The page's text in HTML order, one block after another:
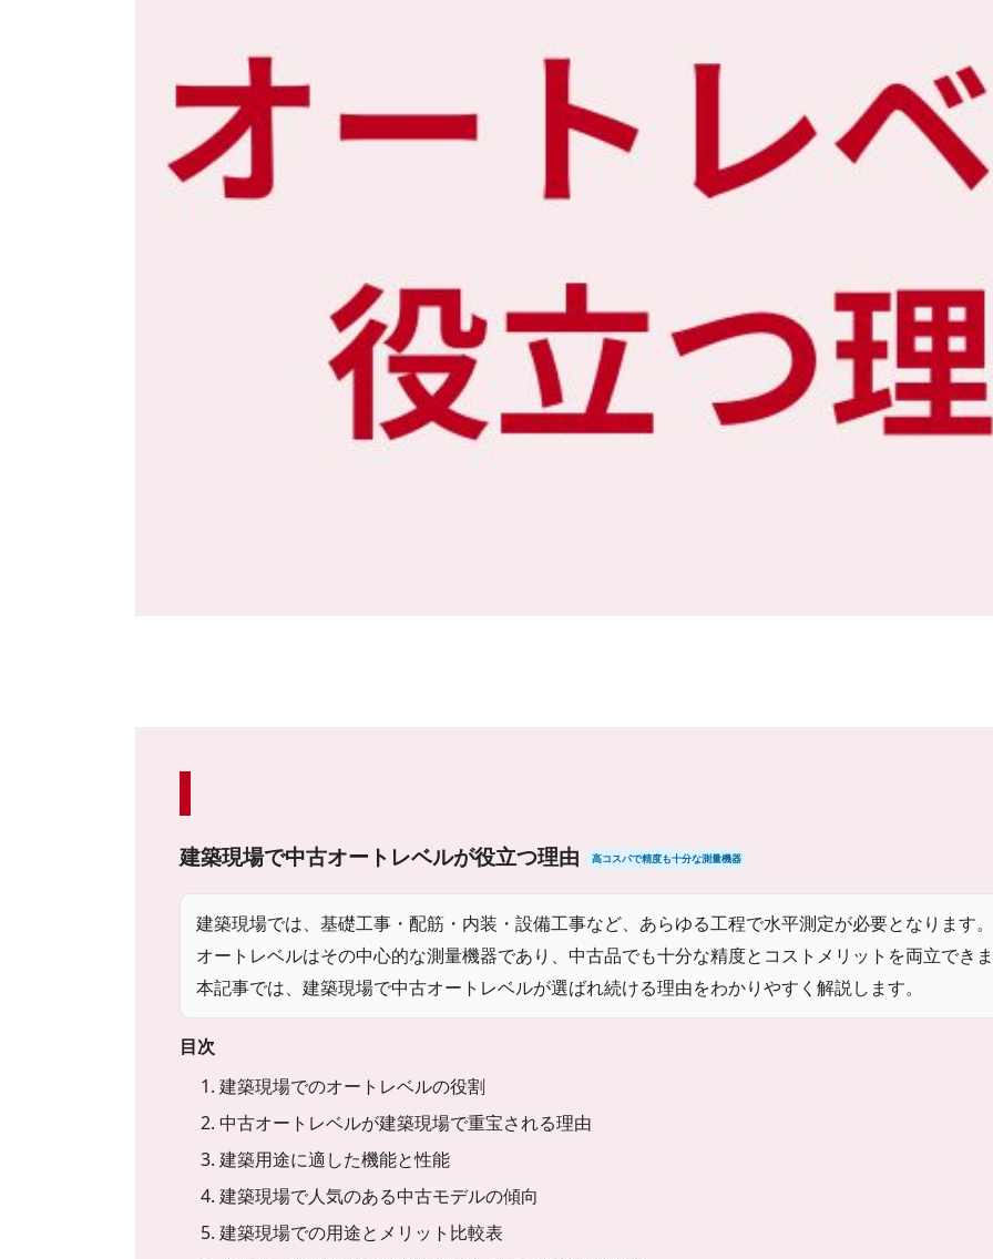
建築現場で中古オートレベルが役立つ理由 高コスパで精度も十分な測量機器
建築現場では、基礎工事・配筋・内装・設備工事など、あらゆる工程で水平測定が必要となります。
オートレベルはその中心的な測量機器であり、中古品でも十分な精度とコストメリットを両立できま
本記事では、建築現場で中古オートレベルが選ばれ続ける理由をわかりやすく解説します。
目次
1. 建築現場でのオートレベルの役割
2. 中古オートレベルが建築現場で重宝される理由
3. 建築用途に適した機能と性能
4. 建築現場で人気のある中古モデルの傾向
5. 建築現場での用途とメリット比較表